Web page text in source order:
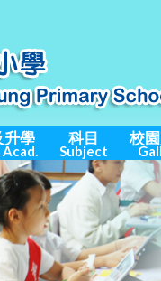
升學
Acad.
科目
Subject
校